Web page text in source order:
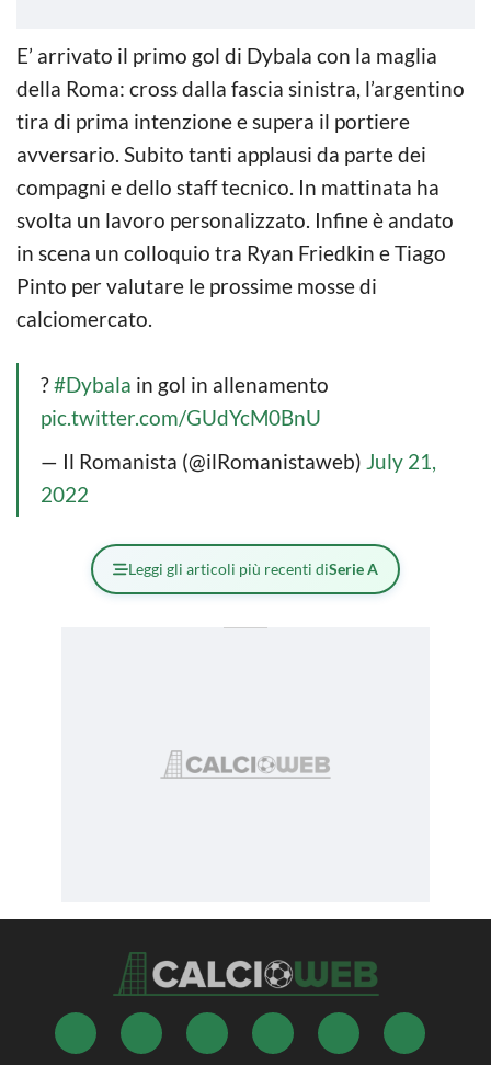
E’ arrivato il primo gol di Dybala con la maglia
della Roma: cross dalla fascia sinistra, l’argentino
tira di prima intenzione e supera il portiere
avversario. Subito tanti applausi da parte dei
compagni e dello staff tecnico. In mattinata ha
svolta un lavoro personalizzato. Infine è andato
in scena un colloquio tra Ryan Friedkin e Tiago
Pinto per valutare le prossime mosse di
calciomercato.
?#Dybala in gol in allenamento
pic.twitter.com/GUdYcM0BnU
— Il Romanista (@ilRomanistaweb) July 21,
2022
Leggi gli articoli più recenti diSerie A